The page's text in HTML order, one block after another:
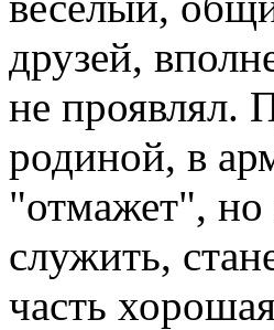
друзей,
не проявлял.
родиной, в
"отмажет",
служить,
часть